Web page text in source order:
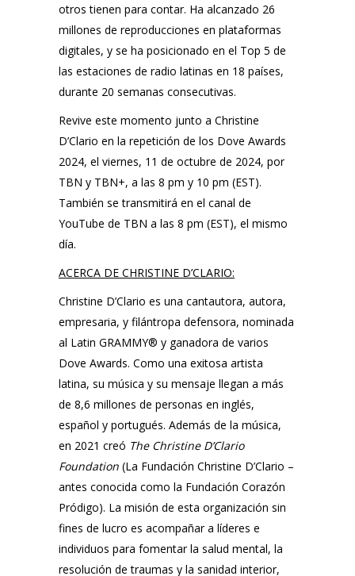
otros tienen para contar. Ha alcanzado 26
millones de reproducciones en plataformas
digitales, y se ha posicionado en el Top 5 de
las estaciones de radio latinas en 18 países,
durante 20 semanas consecutivas.
Revive este momento junto a Christine
D’Clario en la repetición de los Dove Awards
2024, el viernes, 11 de octubre de 2024, por
TBN y TBN+, a las 8 pm y 10 pm (EST).
También se transmitirá en el canal de
YouTube de TBN a las 8 pm (EST), el mismo
día.
ACERCA DE CHRISTINE D’CLARIO:
Christine D’Clario es una cantautora, autora,
empresaria, y filántropa defensora, nominada
al Latin GRAMMY® y ganadora de varios
Dove Awards. Como una exitosa artista
latina, su música y su mensaje llegan a más
de 8,6 millones de personas en inglés,
español y portugués. Además de la música,
en 2021 creó The Christine D’Clario
Foundation (La Fundación Christine D’Clario –
antes conocida como la Fundación Corazón
Pródigo). La misión de esta organización sin
fines de lucro es acompañar a líderes e
individuos para fomentar la salud mental, la
resolución de traumas y la sanidad interior,